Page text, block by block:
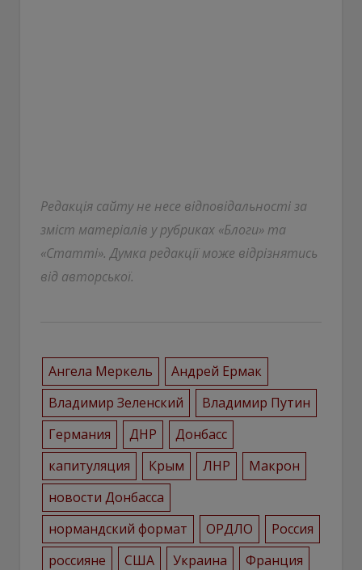
Редакція сайту не несе відповідальності за
зміст матеріалів у рубриках «Блоги» та
«Статті». Думка редакції може відрізнятись
від авторської.
Ангела Меркель
Андрей Ермак
Владимир Зеленский
Владимир Путин
Германия
ДНР
Донбасс
капитуляция
Крым ЛНР
Макрон
новости Донбасса
нормандский формат
ОРДЛО
Россия
россияне
США Украина Франция